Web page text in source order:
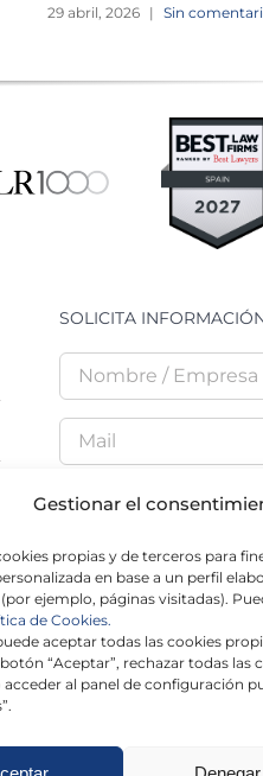
Gestionar el
propias y de terceros para
en base a un perfil
ejemplo, páginas visitadas).
de Cookies.
aceptar todas las cookies
“Aceptar”, rechazar todas las
acceder al panel de configuración
29 abril, 2026 | Sin
SOLICITA
He leído y acepto la